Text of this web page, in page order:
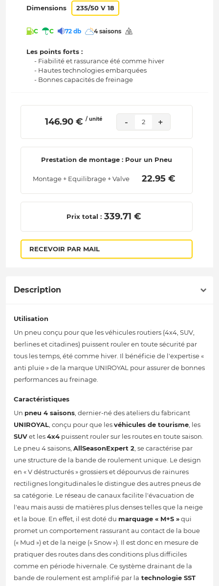
Dimensions 235/50 V 18
C C 72 db 4 saisons
Les points forts :
- Fiabilité et rassurance été comme hiver
- Hautes technologies embarquées
- Bonnes capacités de freinage
146.90 € / unité - 2 +
Prestation de montage : Pour un Pneu
Montage + Equilibrage + Valve 22.95 €
Prix total : 339.71 €
RECEVOIR PAR MAIL
Description
Utilisation
Un pneu conçu pour que les véhicules routiers (4x4, SUV,
berlines et citadines) puissent rouler en toute sécurité par
tous les temps, été comme hiver. Il bénéficie de l'expertise «
anti pluie » de la marque UNIROYAL pour assurer de bonnes
performances au freinage.
Caractéristiques
Un pneu 4 saisons, dernier-né des ateliers du fabricant
UNIROYAL, conçu pour que lesvéhicules de tourisme, les
SUVet les4x4 puissent rouler sur les routes en toute saison.
Le pneu 4 saisons, AllSeasonExpert 2, se caractérise par
une structure de la bande de roulement unique. Le design
en « V déstructurés » grossiers et dépourvus de rainures
rectilignes longitudinales le distingue des autres pneus de
sa catégorie. Le réseau de canaux facilite l'évacuation de
l'eau mais aussi de matières plus denses telles que la neige
et la boue. En effet, il est doté du marquage « M+S »qui
promet un comportement rassurant au contact de la boue
(« Mud ») et de la neige (« Snow »). Il est donc en mesure de
pratiquer des routes dans des conditions plus difficiles
comme en période hivernale. Ce système drainant de la
bande de roulement est amplifié par la technologie SST